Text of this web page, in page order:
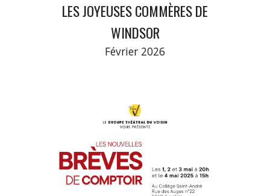
LESJOYEUSES COMMÈRESDE
WINDSOR
Février 2026